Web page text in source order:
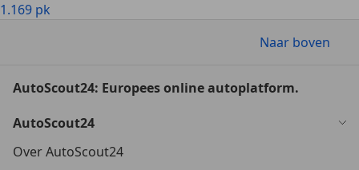
1.169 pk
Naar boven
AutoScout24: Europees online autoplatform.
AutoScout24
Over AutoScout24